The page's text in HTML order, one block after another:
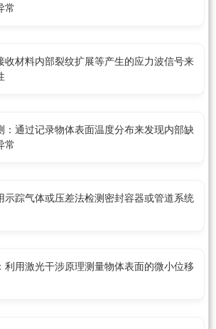
常
收材料内部裂纹扩展等产生的应力波信号来
：通过记录物体表面温度分布来发现内部缺
常
示踪气体或压差法检测密封容器或管道系统
利用激光干涉原理测量物体表面的微小位移